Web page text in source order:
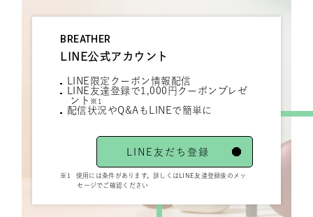
BREATHER
LINE公式アカウント
LINE限定クーポン情報配信
LINE友達登録で1,000円クーポンプレゼ
ント ※1
配信状況やQ&AもLINEで簡単に
LINE友だち登録
※1
使用には条件があります。詳しくはLINE友達登録後のメッ
セージでご確認ください